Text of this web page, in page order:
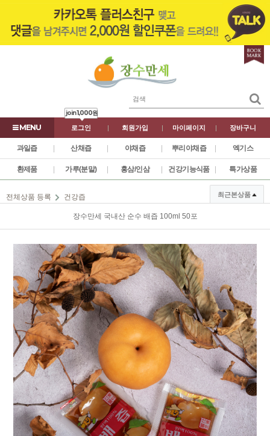
로그인 |
join1,000원
회원가입 | 마이페이지 | 장바구니
과일즙 | 산채즙 | 야채즙 | 뿌리야채즙 | 엑기스
환제품 | 가루(분말) | 홍삼/인삼 | 건강기능식품 | 특가상품
전체상품 등록 건강즙 최근본상품
장수만세 국내산 순수 배즙 100ml 50포